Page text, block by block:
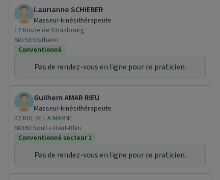
Laurianne SCHIEBER
Masseur-kinésithérapeute
12 Route de Strasbourg
68150 Ostheim
Conventionné
Pas de rendez-vous en ligne pour ce praticien.
Guilhem AMAR RIEU
Masseur-kinésithérapeute
42 RUE DE LA MARNE
68360 Soultz-Haut-Rhin
Conventionné secteur 1
Pas de rendez-vous en ligne pour ce praticien.